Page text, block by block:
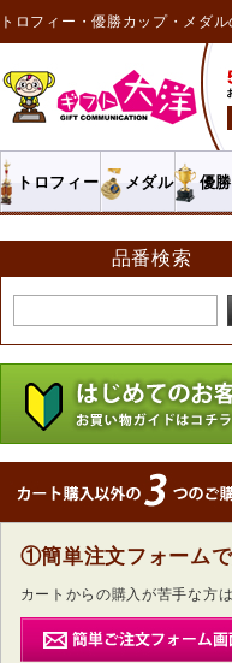
トロフィー・優勝カップ・メダ
トロフィー メダル 優
品番検索
①簡単注文フォーム
カートからの購入が苦手な方